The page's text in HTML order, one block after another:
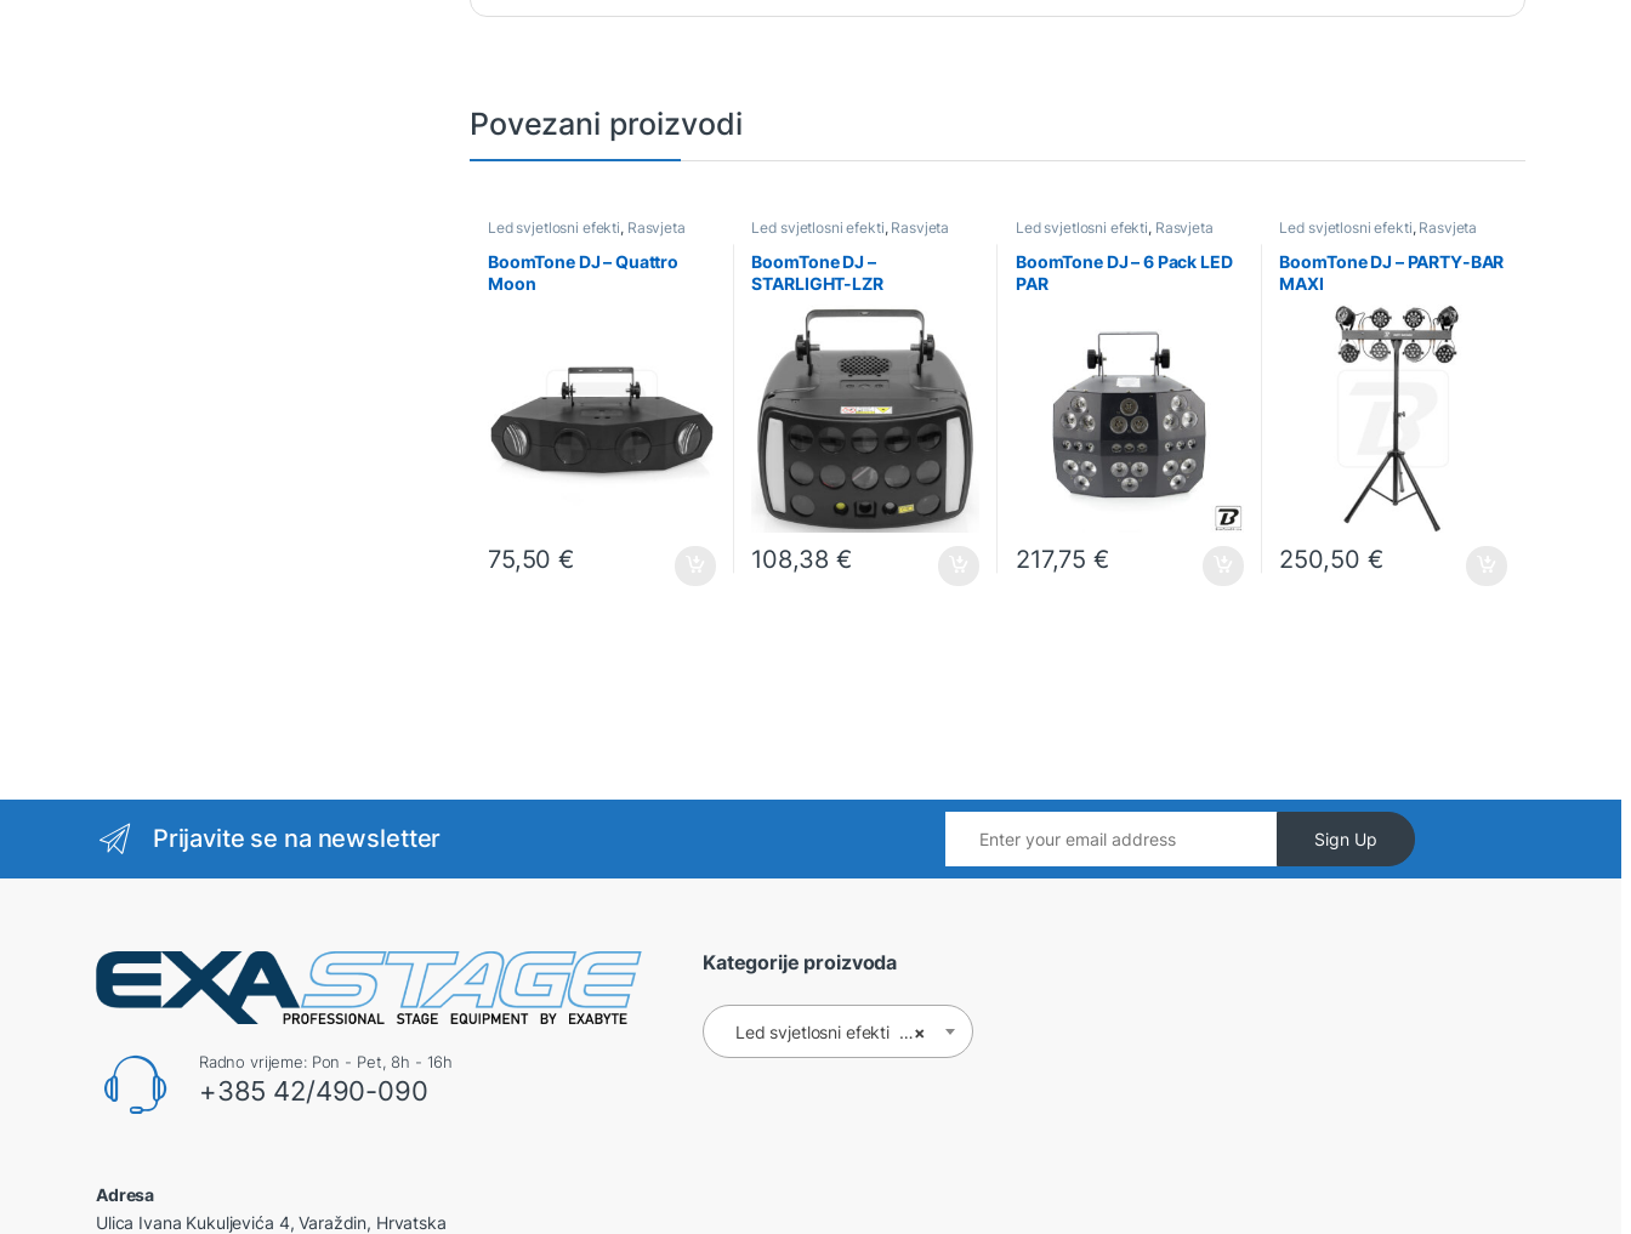
Povezani proizvodi
Led svjetlosni efekti, Rasvjeta
BoomTone DJ – Quattro
Moon
75,50€
Led svjetlosni efekti, Rasvjeta
BoomTone DJ –
STARLIGHT-LZR
108,38 €
Led svjetlosni efekti, Rasvjeta
BoomTone DJ – 6 Pack LED
PAR
217,75€
Led svjetlosni efekti, Rasvjeta
BoomTone DJ – PARTY-BAR
MAXI
250,50 €
Prijavite se na newsletter Sign Up
Radno vrijeme: Pon - Pet, 8h - 16h
+385 42/490-090
Adresa
Ulica Ivana Kukuljevića 4, Varaždin, Hrvatska
Kategorije proizvoda
×
Led svjetlosni efekti (35)